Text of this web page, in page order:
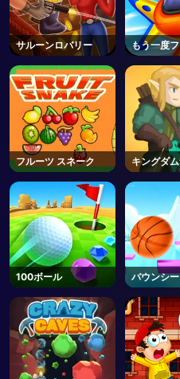
サルーンロバリー もう一度
フルーツ スネーク
キングダ
ー
100ボール バウンシー